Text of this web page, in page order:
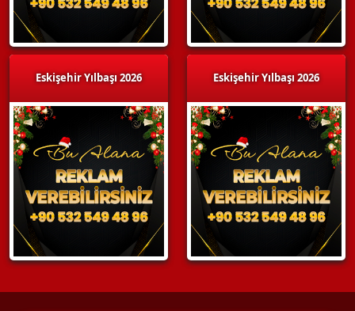
Eskişehir Yılbaşı 2026 Eskişehir Yılbaşı 2026